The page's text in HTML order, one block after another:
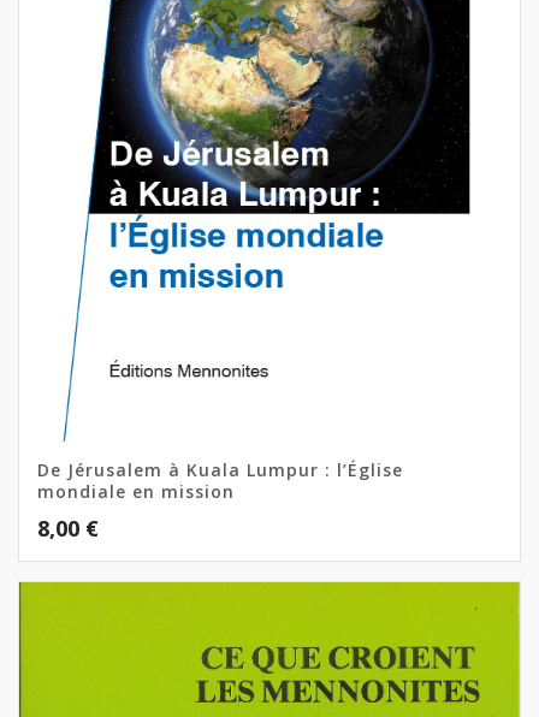
De Jérusalem à Kuala Lumpur : l’Église
mondiale en mission
8,00 €